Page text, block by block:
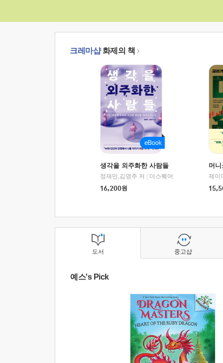
크레마샵화제의 책
생각을 외주화한 사람들
정재민,김영주 저
더스퀘어
16,200원
머
도서
예스's Pick
중고샵